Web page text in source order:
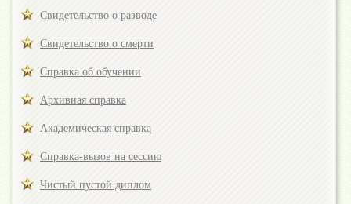
Свидетельство о разводе
Свидетельство о смерти
Справка об обучении
Архивная справка
Академическая справка
Справка-вызов на сессию
Чистый пустой диплом